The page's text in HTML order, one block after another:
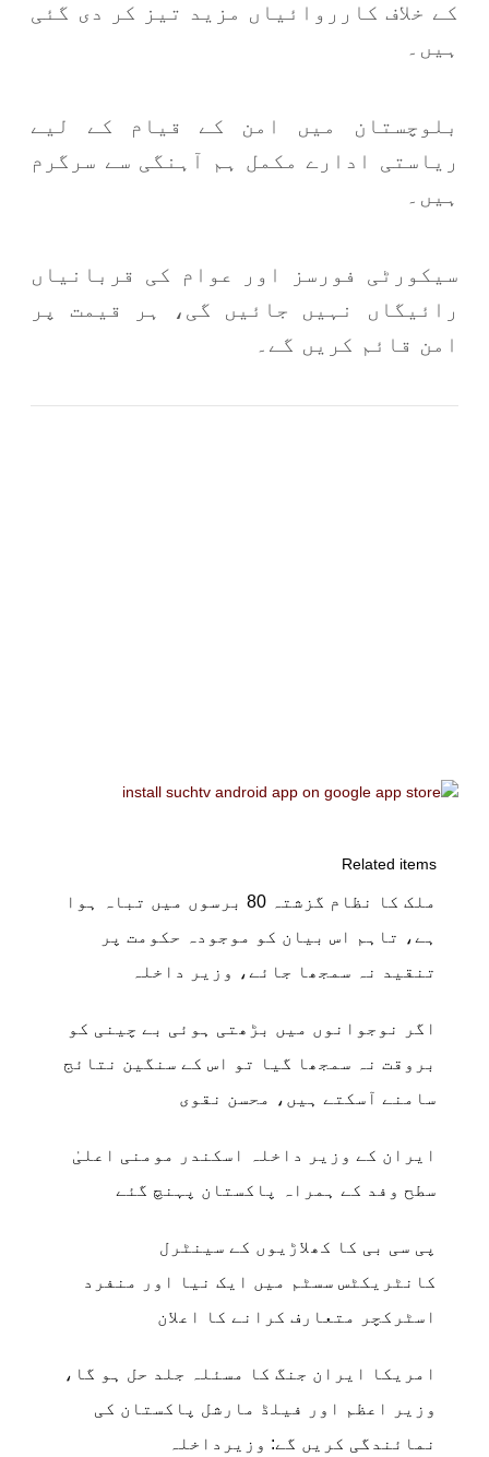
کے خلاف کارروائیاں مزید تیز کر دی گئی
ہیں۔
بلوچستان میں امن کے قیام کے لیے
ریاستی ادارے مکمل ہم آہنگی سے سرگرم
ہیں۔
سیکورٹی فورسز اور عوام کی قربانیاں
رائیگاں نہیں جائیں گی، ہر قیمت پر
امن قائم کریں گے۔
Related items
ملک کا نظام گزشتہ 80 برسوں میں تباہ ہوا
ہے، تاہم اس بیان کو موجودہ حکومت پر
تنقید نہ سمجھا جائے، وزیر داخلہ
اگر نوجوانوں میں بڑھتی ہوئی بے چینی کو
بروقت نہ سمجھا گیا تو اس کے سنگین نتائج
سامنے آسکتے ہیں، محسن نقوی
ایران کے وزیر داخلہ اسکندر مومنی اعلیٰ
سطح وفد کے ہمراہ پاکستان پہنچ گئے
پی سی بی کا کھلاڑیوں کے سینٹرل
کانٹریکٹس سسٹم میں ایک نیا اور منفرد
اسٹرکچر متعارف کرانے کا اعلان
امریکا ایران جنگ کا مسئلہ جلد حل ہو گا،
وزیر اعظم اور فیلڈ مارشل پاکستان کی
نمائندگی کریں گے: وزیرداخلہ